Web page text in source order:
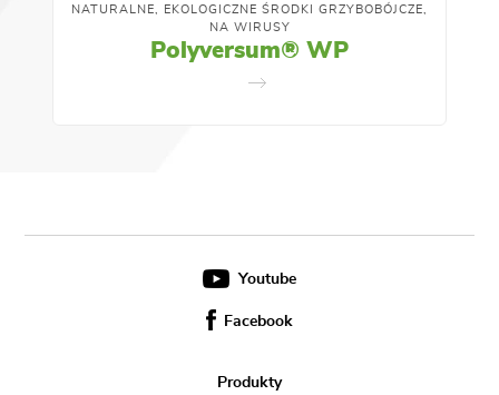
NATURALNE, EKOLOGICZNE ŚRODKI GRZYBOBÓJCZE,
NA WIRUSY
Polyversum® WP
Youtube
Facebook
Produkty